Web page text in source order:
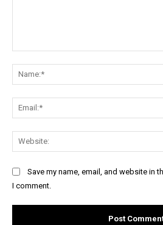
Save my name, email, and website in
I comment.